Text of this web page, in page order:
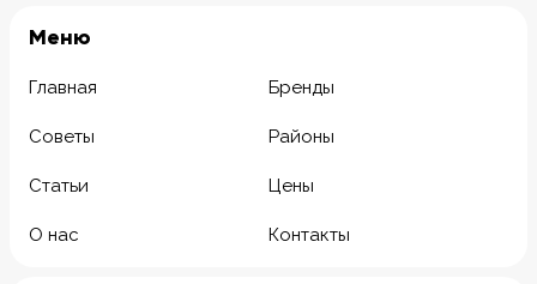
Meню
Главная Бренды
Советы Районы
Статьи Цены
О нас Контакты